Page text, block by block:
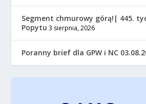
Segment chmurowy górą!| 445.
Popytu 3 sierpnia, 2026
Poranny brief dla GPW i NC